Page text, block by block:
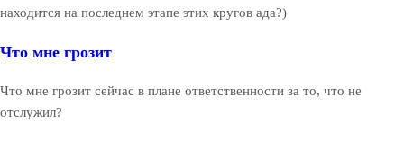
находится на последнем этапе этих кругов ада?)
Что мне грозит
Что мне грозит сейчас в плане ответственности за то, что не
отслужил?